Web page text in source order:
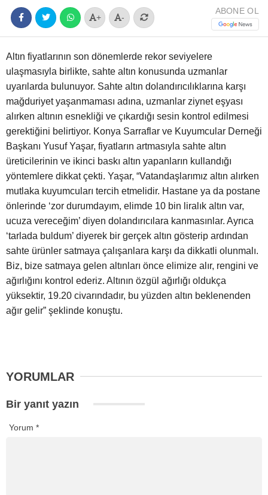
+ -
ABONE OL
Altın fiyatlarının son dönemlerde rekor seviyelere
ulaşmasıyla birlikte, sahte altın konusunda uzmanlar
uyarılarda bulunuyor. Sahte altın dolandırıcılıklarına karşı
mağduriyet yaşanmaması adına, uzmanlar ziynet eşyası
alırken altının esnekliği ve çıkardığı sesin kontrol edilmesi
gerektiğini belirtiyor. Konya Sarraflar ve Kuyumcular Derneği
Başkanı Yusuf Yaşar, fiyatların artmasıyla sahte altın
üreticilerinin ve ikinci baskı altın yapanların kullandığı
yöntemlere dikkat çekti. Yaşar, “Vatandaşlarımız altın alırken
mutlaka kuyumcuları tercih etmelidir. Hastane ya da postane
önlerinde ‘zor durumdayım, elimde 10 bin liralık altın var,
ucuza vereceğim’ diyen dolandırıcılara kanmasınlar. Ayrıca
‘tarlada buldum’ diyerek bir gerçek altın gösterip ardından
sahte ürünler satmaya çalışanlara karşı da dikkatli olunmalı.
Biz, bize satmaya gelen altınları önce elimize alır, rengini ve
ağırlığını kontrol ederiz. Altının özgül ağırlığı oldukça
yüksektir, 19.20 civarındadır, bu yüzden altın beklenenden
ağır gelir” şeklinde konuştu.
YORUMLAR
Bir yanıt yazın
Yorum *